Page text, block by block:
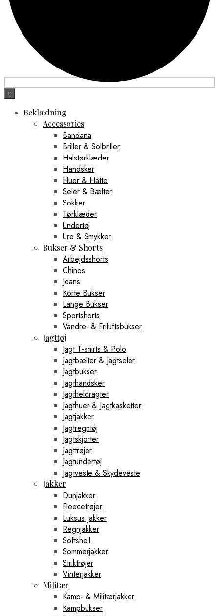
×
Beklædning
Accessories
Bandana
Briller & Solbriller
Halstørklæder
Handsker
Huer & Hatte
Seler & Bælter
Sokker
Tørklæder
Undertøj
Ure & Smykker
Bukser & Shorts
Arbejdsshorts
Chinos
Jeans
Korte Bukser
Lange Bukser
Sportshorts
Vandre- & Friluftsbukser
Jagttøj
Jagt T-shirts & Polo
Jagtbælter & Jagtseler
Jagtbukser
Jagthandsker
Jagtheldragter
Jagthuer & Jagtkasketter
Jagtjakker
Jagtregntøj
Jagtskjorter
Jagttrøjer
Jagtundertøj
Jagtveste & Skydeveste
Jakker
Dunjakker
Fleecetrøjer
Luksus Jakker
Regnjakker
Softshell
Sommerjakker
Striktrøjer
Vinterjakker
Militær
Kamp- & Militærjakker
Kampbukser